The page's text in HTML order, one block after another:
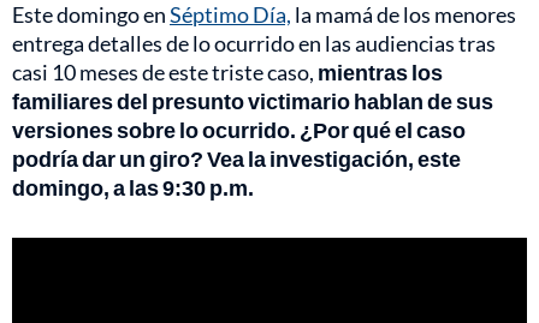
Este domingo enSéptimo Día, la mamá de los menores
entrega detalles de lo ocurrido en las audiencias tras
casi 10 meses de este triste caso, mientras los
familiares del presunto victimario hablan de sus
versiones sobre lo ocurrido. ¿Por qué el caso
podría dar un giro? Vea la investigación, este
domingo, a las 9:30 p.m.